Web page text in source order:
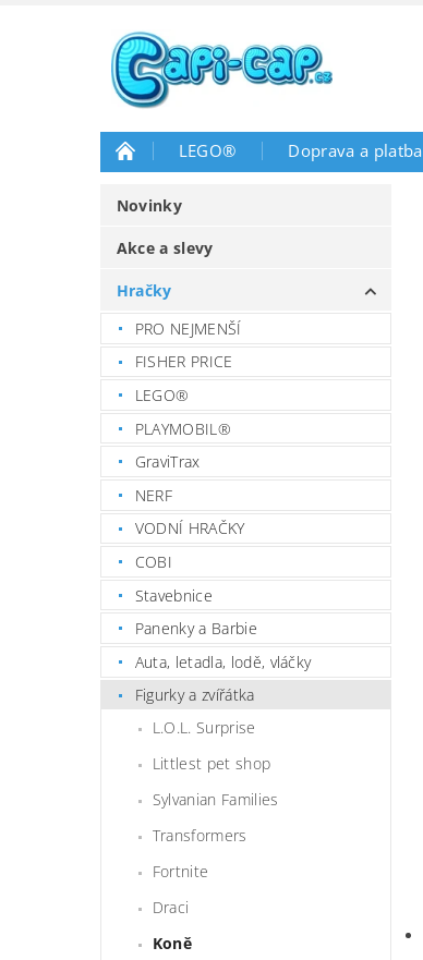
LEGO® Doprava a platba
Novinky
Akce a slevy
Hračky
PRO NEJMENŠÍ
FISHER PRICE
LEGO®
PLAYMOBIL®
GraviTrax
NERF
VODNÍ HRAČKY
COBI
Stavebnice
Panenky a Barbie
Auta, letadla, lodě, vláčky
Figurky a zvířátka
L.O.L. Surprise
Littlest pet shop
Sylvanian Families
Transformers
Fortnite
Draci
Koně